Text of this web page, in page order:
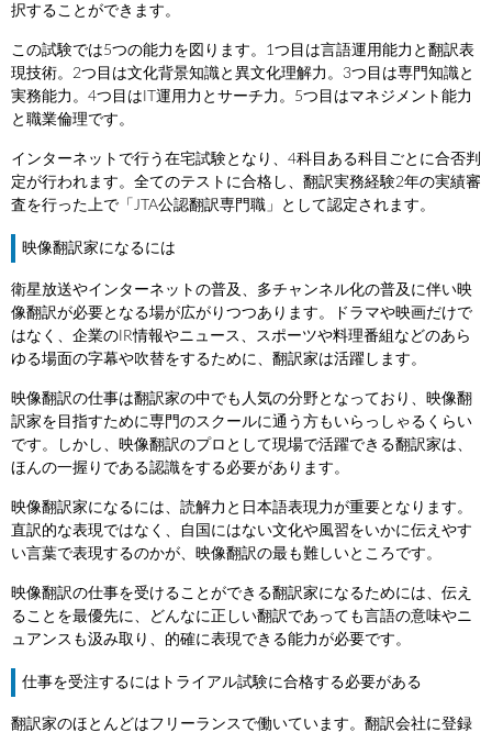
択することができます。
この試験では5つの能力を図ります。1つ目は言語運用能力と翻訳表
現技術。2つ目は文化背景知識と異文化理解力。3つ目は専門知識と
実務能力。4つ目はIT運用力とサーチ力。5つ目はマネジメント能力
と職業倫理です。
インターネットで行う在宅試験となり、4科目ある科目ごとに合否判
定が行われます。全てのテストに合格し、翻訳実務経験2年の実績審
査を行った上で「JTA公認翻訳専門職」として認定されます。
映像翻訳家になるには
衛星放送やインターネットの普及、多チャンネル化の普及に伴い映
像翻訳が必要となる場が広がりつつあります。ドラマや映画だけで
はなく、企業のIR情報やニュース、スポーツや料理番組などのあら
ゆる場面の字幕や吹替をするために、翻訳家は活躍します。
映像翻訳の仕事は翻訳家の中でも人気の分野となっており、映像翻
訳家を目指すために専門のスクールに通う方もいらっしゃるくらい
です。しかし、映像翻訳のプロとして現場で活躍できる翻訳家は、
ほんの一握りである認識をする必要があります。
映像翻訳家になるには、読解力と日本語表現力が重要となります。
直訳的な表現ではなく、自国にはない文化や風習をいかに伝えやす
い言葉で表現するのかが、映像翻訳の最も難しいところです。
映像翻訳の仕事を受けることができる翻訳家になるためには、伝え
ることを最優先に、どんなに正しい翻訳であっても言語の意味やニ
ュアンスも汲み取り、的確に表現できる能力が必要です。
仕事を受注するにはトライアル試験に合格する必要がある
翻訳家のほとんどはフリーランスで働いています。翻訳会社に登録